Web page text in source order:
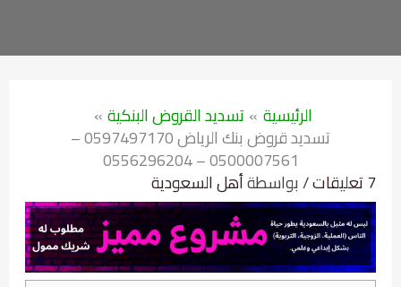
الرئيسية تسديد القروض البنكية
تسديد قروض بنك الرياض 0597497170 –
0500007561 – 0556296204
7 تعليقات / بواسطةأهل السعودية